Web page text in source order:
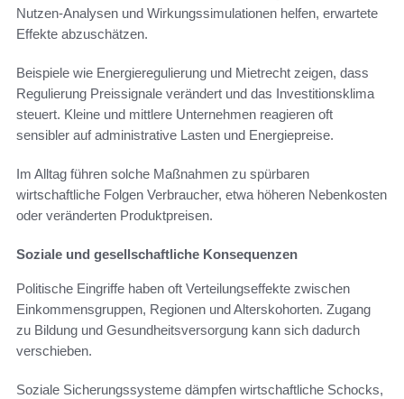
Nutzen-Analysen und Wirkungssimulationen helfen, erwartete
Effekte abzuschätzen.
Beispiele wie Energieregulierung und Mietrecht zeigen, dass
Regulierung Preissignale verändert und das Investitionsklima
steuert. Kleine und mittlere Unternehmen reagieren oft
sensibler auf administrative Lasten und Energiepreise.
Im Alltag führen solche Maßnahmen zu spürbaren
wirtschaftliche Folgen Verbraucher, etwa höheren Nebenkosten
oder veränderten Produktpreisen.
Soziale und gesellschaftliche Konsequenzen
Politische Eingriffe haben oft Verteilungseffekte zwischen
Einkommensgruppen, Regionen und Alterskohorten. Zugang
zu Bildung und Gesundheitsversorgung kann sich dadurch
verschieben.
Soziale Sicherungssysteme dämpfen wirtschaftliche Schocks,